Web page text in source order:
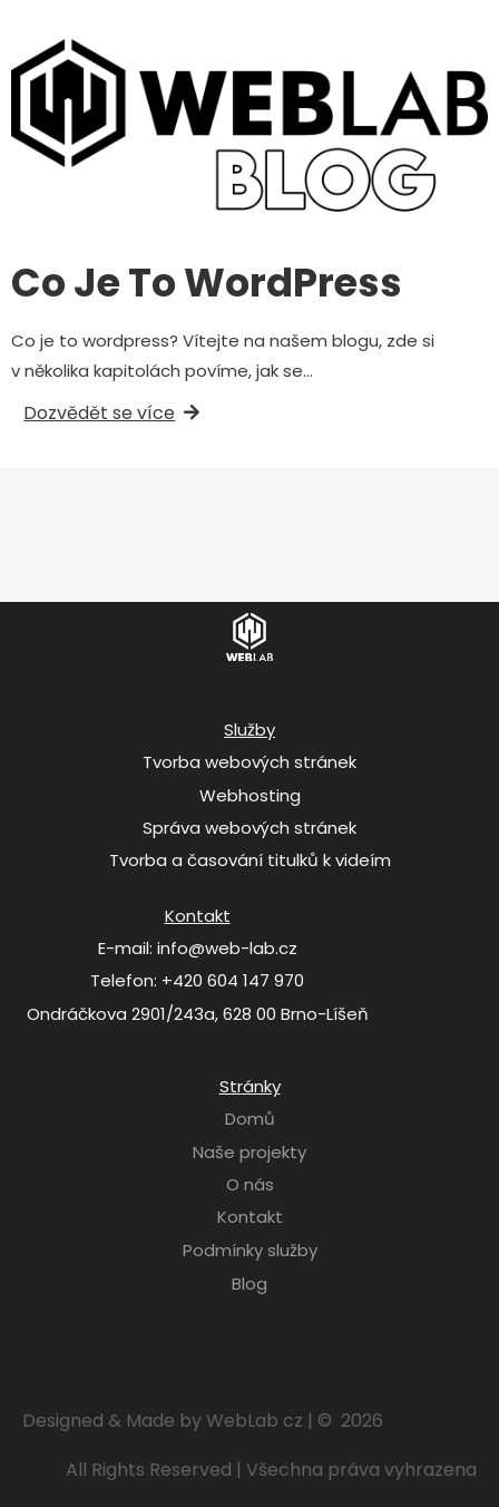
Co Je To WordPress
Co je to wordpress? Vítejte na našem blogu, zde si
v několika kapitolách povíme, jak se…
Dozvědět se více
Služby
Tvorba webových stránek
Webhosting
Správa webových stránek
Tvorba a časování titulků k videím
Kontakt
E-mail: info@web-lab.cz
Telefon: +420 604 147 970
Ondráčkova 2901/243a, 628 00 Brno-Líšeň
Stránky
Domů
Naše projekty
O nás
Kontakt
Podmínky služby
Blog
Designed & Made by WebLab cz | © 2026
All Rights Reserved | Všechna práva vyhrazena